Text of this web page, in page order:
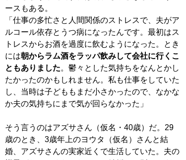
ースもある。
「仕事の多忙さと人間関係のストレスで、夫がア
ルコール依存とうつ病になったんです。最初はス
トレスからお酒を過度に飲むようになった。とき
には朝からラム酒をラッパ飲みして会社に行くこ
ともありました。鬱々とした気持ちをなんとかし
たかったのかもしれません。私も仕事をしていた
し、当時は子どももまだ小さかったので、なかな
か夫の気持ちにまで気が回らなかった」
そう言うのはアズサさん（仮名・40歳）だ。29
歳のとき、3歳年上のヨウタ（仮名）さんと結
婚、アズサさんの実家近くで生活していた。夫の